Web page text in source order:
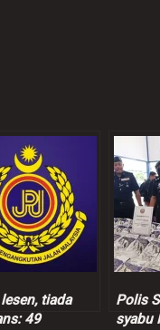
tiada
49
Polis
syabu